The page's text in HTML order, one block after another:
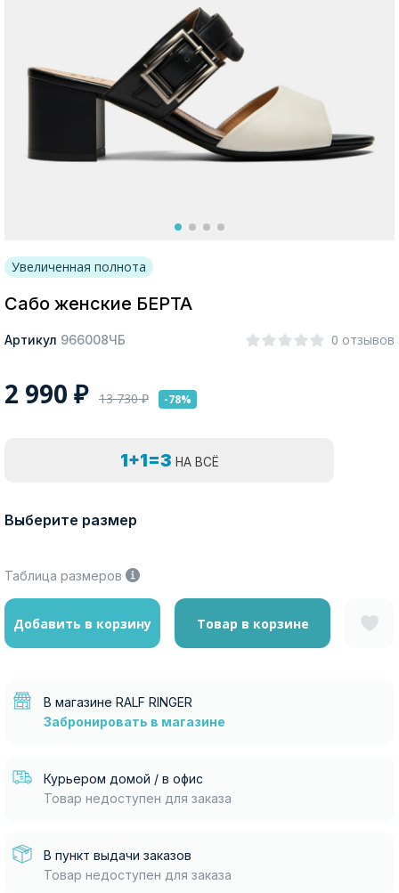
Да, все верно Изменить город
Покупателям
Увеличенная полнота
Сабо женские БЕРТА
Артикул 966008ЧБ 0 отзывов
2 990 ₽ 13 730₽ -78%
1+1=3 НА ВСЁ
Выберите размер
Таблица размеров
Добавить в корзину Товар в корзине
В магазине RALF RINGER
Забронировать в магазине
Курьером домой / в офис
Товар недоступен для заказа
В пункт выдачи заказов
Товар недоступен для заказа